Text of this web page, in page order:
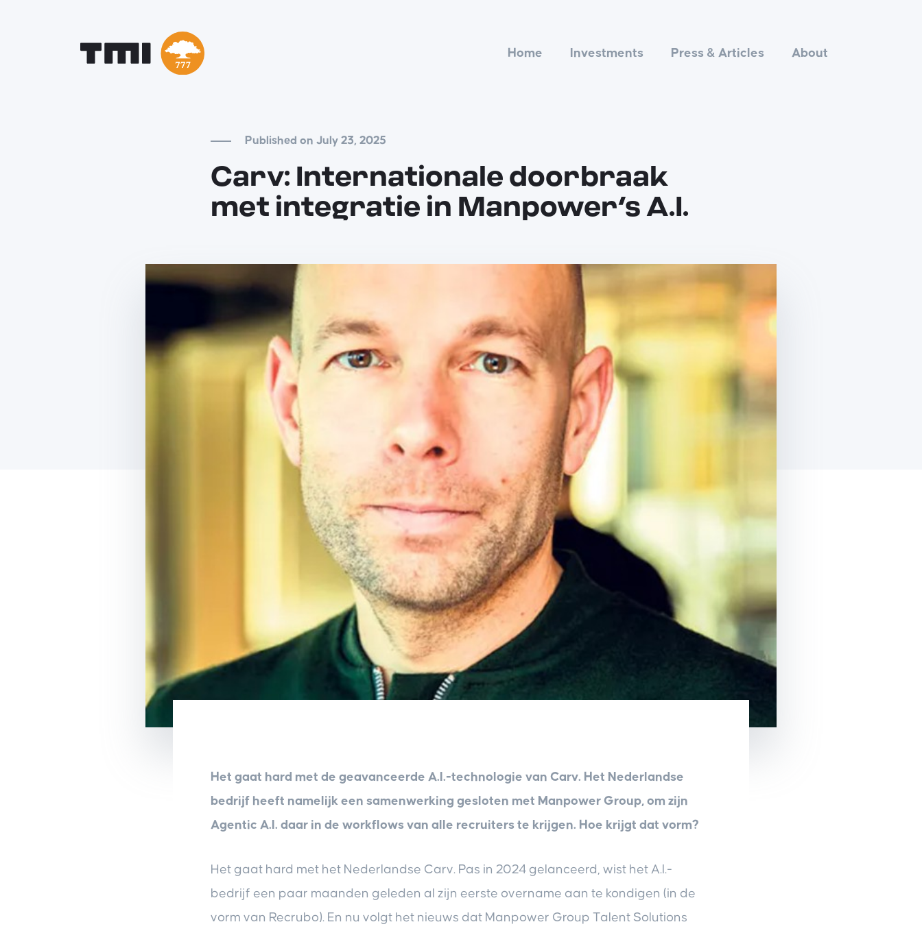
Home Investments Press & Articles About
Published on July 23, 2025
Carv: Internationale doorbraak
met integratie in Manpower’s A.I.
Het gaat hard met de geavanceerde A.I.-technologie van Carv. Het Nederlandse
bedrijf heeft namelijk een samenwerking gesloten met Manpower Group, om zijn
Agentic A.I. daar in de workflows van alle recruiters te krijgen. Hoe krijgt dat vorm?
Het gaat hard met het Nederlandse Carv. Pas in 2024 gelanceerd, wist het A.I.-
bedrijf een paar maanden geleden al zijn eerste overname aan te kondigen (in de
vorm van Recrubo). En nu volgt het nieuws dat Manpower Group Talent Solutions